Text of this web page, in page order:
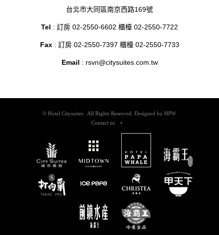
台北市大同區南京西路169號
Tel : 訂房 02-2550-6602 櫃檯 02-2550-7722
Fax: 訂房 02-2550-7397 櫃檯 02-2550-7733
Email : rsvn@citysuites.com.tw
© Hotel Citysuites . All Rights Reserved. Designed byHPW
Contact us
•